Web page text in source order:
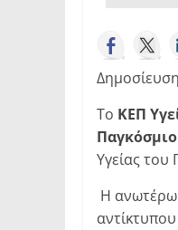
Το ΚΕΠ
Υγείας του
Η ανωτέρω